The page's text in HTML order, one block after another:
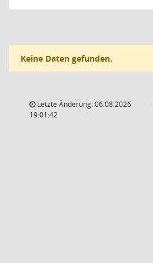
Keine Daten gefunden.
Letzte Änderung: 06.08.2026
19:01:42